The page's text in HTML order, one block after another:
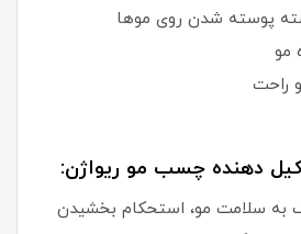
پوسته شدن روی موها
مو
راحت
دهنده چسب مو ریواژن:
به سلامت مو، استحکام بخشیدن